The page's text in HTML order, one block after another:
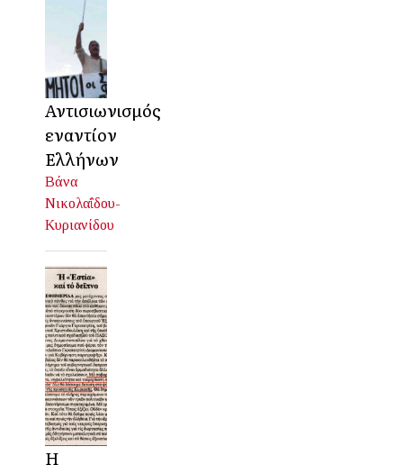
Αντισιωνισμός
εναντίον
Ελλήνων
Βάνα
Νικολαΐδου-
Κυριανίδου
Η